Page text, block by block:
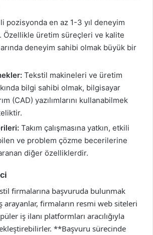
pozisyonda en az 1-3 yıl deneyim
Özellikle üretim süreçleri ve kalite
deneyim sahibi olmak büyük bir
Tekstil makineleri ve üretim
bilgi sahibi olmak, bilgisayar
(CAD) yazılımlarını kullanabilmek
Takım çalışmasına yatkın, etkili
ve problem çözme becerilerine
diğer özelliklerdir.
firmalarına başvuruda bulunmak
arayanlar, firmaların resmi web siteleri
iş ilanı platformları aracılığıyla
**Başvuru sürecinde